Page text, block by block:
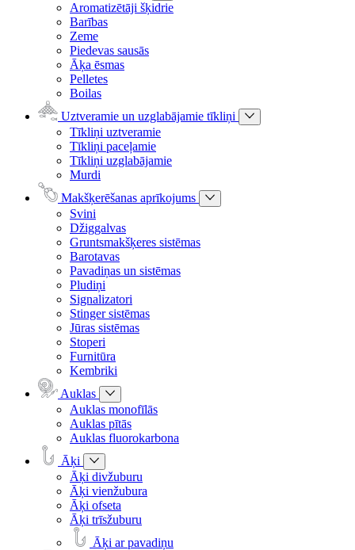
Aromatizētāji šķidrie
Barības
Zeme
Piedevas sausās
Āķa ēsmas
Pelletes
Boilas
Uztveramie un uzglabājamie tīkliņi
Tīkliņi uztveramie
Tīkliņi paceļamie
Tīkliņi uzglabājamie
Murdi
Makšķerēšanas aprīkojums
Svini
Džiggalvas
Gruntsmakšķeres sistēmas
Barotavas
Pavadiņas un sistēmas
Pludiņi
Signalizatori
Stinger sistēmas
Jūras sistēmas
Stoperi
Furnitūra
Kembriki
Auklas
Auklas monofīlās
Auklas pītās
Auklas fluorokarbona
Āķi
Āķi divžuburu
Āķi vienžubura
Āķi ofseta
Āķi trīsžuburu
Āķi ar pavadiņu